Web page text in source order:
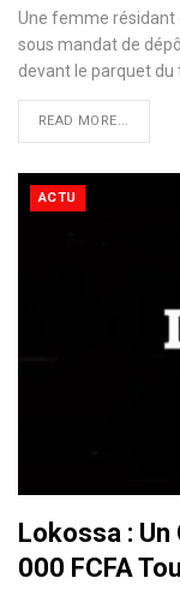
Une femme résidant
sous mandat de
devant le parquet du
READ MORE...
ACTU
Lokossa :
000 FCFA